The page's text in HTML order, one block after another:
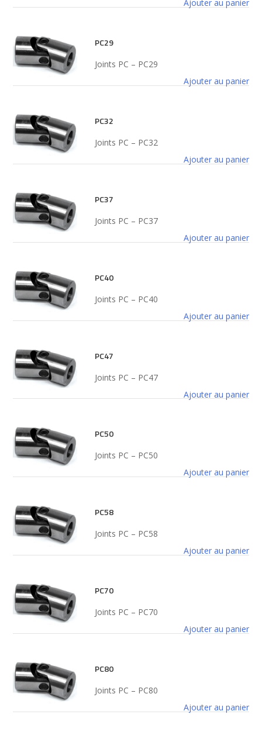
Ajouter au panier
PC29
Joints PC – PC29
Ajouter au panier
PC32
Joints PC – PC32
Ajouter au panier
PC37
Joints PC – PC37
Ajouter au panier
PC40
Joints PC – PC40
Ajouter au panier
PC47
Joints PC – PC47
Ajouter au panier
PC50
Joints PC – PC50
Ajouter au panier
PC58
Joints PC – PC58
Ajouter au panier
PC70
Joints PC – PC70
Ajouter au panier
PC80
Joints PC – PC80
Ajouter au panier